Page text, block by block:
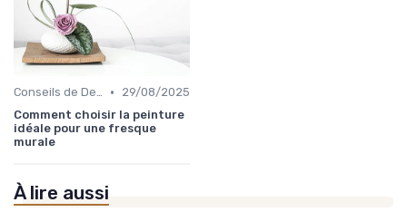
Conseils de Design d'Intérieur •
29/08/2025
Comment choisir la peinture
idéale pour une fresque
murale
À lire aussi